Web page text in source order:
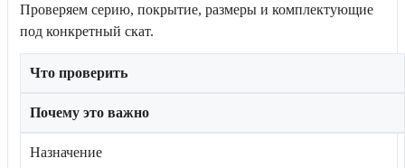
Проверяем серию, покрытие, размеры и комплектующие
под конкретный скат.
Что проверить
Почему это важно
Назначение